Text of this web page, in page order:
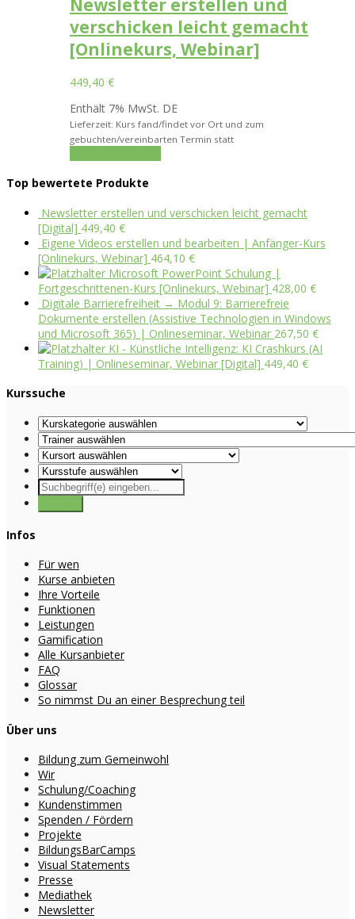
Newsletter erstellen und
verschicken leicht gemacht
[Onlinekurs, Webinar]
449,40 €
Enthält 7% MwSt. DE
Lieferzeit: Kurs fand/findet vor Ort und zum
gebuchten/vereinbarten Termin statt
Top bewertete Produkte
Newsletter erstellen und verschicken leicht gemacht
[Digital] 449,40 €
Eigene Videos erstellen und bearbeiten | Anfänger-Kurs
[Onlinekurs, Webinar] 464,10 €
Microsoft PowerPoint Schulung |
Fortgeschrittenen-Kurs [Onlinekurs, Webinar] 428,00 €
Digitale Barrierefreiheit → Modul 9: Barrierefreie
Dokumente erstellen (Assistive Technologien in Windows
und Microsoft 365) | Onlineseminar, Webinar 267,50 €
KI - Künstliche Intelligenz: KI Crashkurs (AI
Training) | Onlineseminar, Webinar [Digital] 449,40 €
Kurssuche
Infos
Für wen
Kurse anbieten
Ihre Vorteile
Funktionen
Leistungen
Gamification
Alle Kursanbieter
FAQ
Glossar
So nimmst Du an einer Besprechung teil
Über uns
Bildung zum Gemeinwohl
Wir
Schulung/Coaching
Kundenstimmen
Spenden / Fördern
Projekte
BildungsBarCamps
Visual Statements
Presse
Mediathek
Newsletter